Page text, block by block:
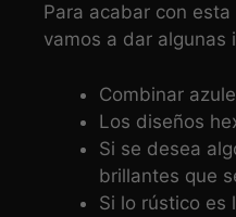
Para acabar con
vamos a dar algunas
Combinar
Los diseños
Si se desea
brillantes que
Si lo rústico es